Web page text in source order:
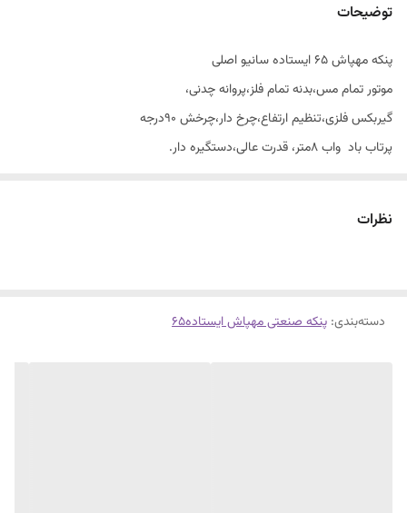
توضیحات
پنکه مهپاش ۶۵ ایستاده سانیو اصلی
موتور تمام مس،بدنه تمام فلز،پروانه چدنی،
گیربکس فلزی،تنظیم ارتفاع،چرخ دار،چرخش ۹۰درجه
پرتاب باد واب ۸متر، قدرت عالی،دستگیره دار.
نظرات
دسته‌بندی: پنکه صنعتی مهپاش ایستاده۶۵